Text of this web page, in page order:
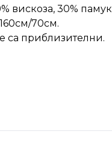
вискоза, 30% памук
70см.
са приблизителни.